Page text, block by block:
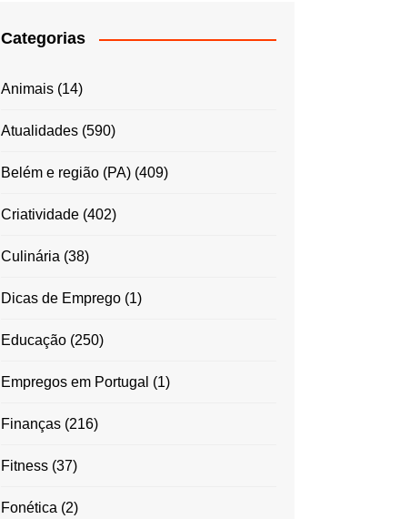
Categorias
Animais(14)
Atualidades(590)
Belém e região (PA)(409)
Criatividade(402)
Culinária (38)
Dicas de Emprego(1)
Educação(250)
Empregos em Portugal (1)
Finanças(216)
Fitness(37)
Fonética (2)